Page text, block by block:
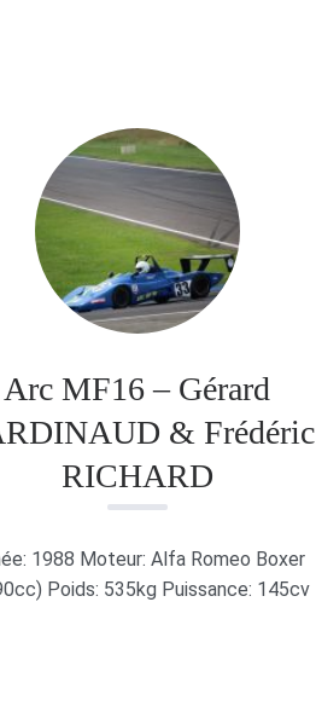
Arc MF16 – Gérard
& Frédéric
RICHARD
1988 Moteur: Alfa Romeo Boxer
Poids: 535kg Puissance: 145cv